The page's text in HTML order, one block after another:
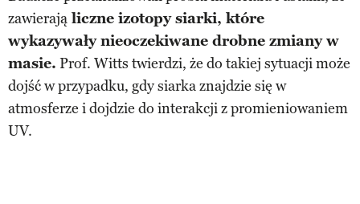
zawierają liczne izotopy siarki, które
wykazywały nieoczekiwane drobne zmiany w
masie. Prof. Witts twierdzi, że do takiej sytuacji może
dojść w przypadku, gdy siarka znajdzie się w
atmosferze i dojdzie do interakcji z promieniowaniem
UV.